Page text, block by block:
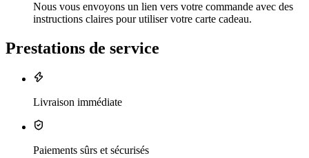
Nous vous envoyons un lien vers votre commande avec des
instructions claires pour utiliser votre carte cadeau.
Prestations de service
Livraison immédiate
Paiements sûrs et sécurisés